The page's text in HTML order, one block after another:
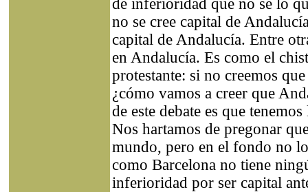
de inferioridad que no se lo
no se cree capital de
capital de Andalucía. Entre
en Andalucía. Es como el
protestante: si no creemos
¿cómo vamos a creer que
de este debate es que
Nos hartamos de pregonar
mundo, pero en el fondo no
como Barcelona no tiene
inferioridad por ser capital